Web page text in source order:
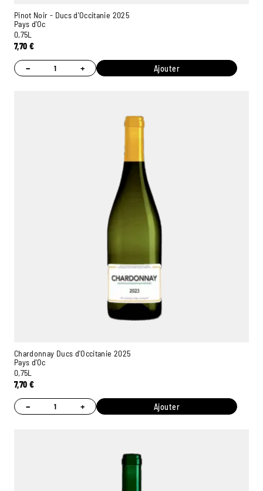
Pinot Noir - Ducs d'Occitanie 2025
Pays d'Oc
0,75L
7,70 €
− + Ajouter
Chardonnay Ducs d'Occitanie 2025
Pays d'Oc
0,75L
7,70 €
− + Ajouter